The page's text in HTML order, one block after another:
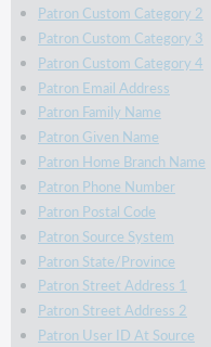
Patron Custom Category 2
Patron Custom Category 3
Patron Custom Category 4
Patron Email Address
Patron Family Name
Patron Given Name
Patron Home Branch Name
Patron Phone Number
Patron Postal Code
Patron Source System
Patron State/Province
Patron Street Address 1
Patron Street Address 2
Patron User ID At Source